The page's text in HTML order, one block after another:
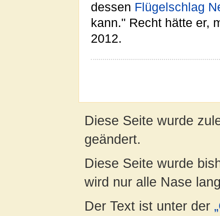
dessen Flügelschlag
kann." Recht hätte er,
2012.
Diese Seite wurde
geändert.
Diese Seite wurde
wird nur alle Nase
Der Text ist unter der